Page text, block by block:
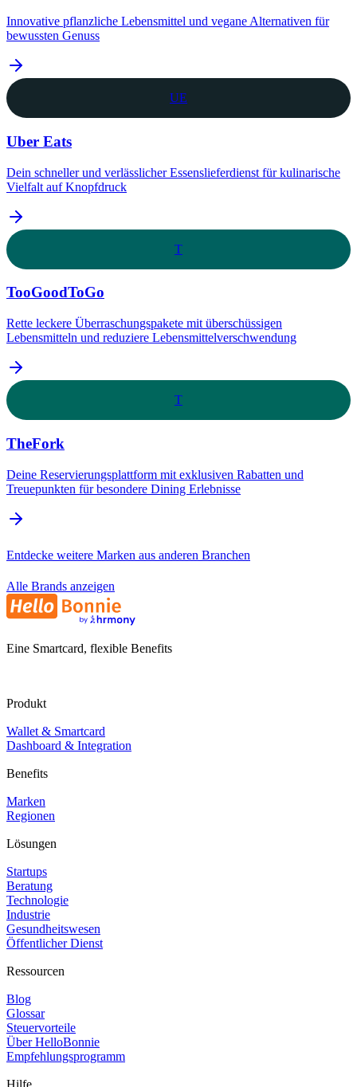
Innovative pflanzliche Lebensmittel und vegane Alternativen für
bewussten Genuss
UE
Uber Eats
Dein schneller und verlässlicher Essenslieferdienst für kulinarische
Vielfalt auf Knopfdruck
T
TooGoodToGo
Rette leckere Überraschungspakete mit überschüssigen
Lebensmitteln und reduziere Lebensmittelverschwendung
T
TheFork
Deine Reservierungsplattform mit exklusiven Rabatten und
Treuepunkten für besondere Dining Erlebnisse
Entdecke weitere Marken aus anderen Branchen
Alle Brands anzeigen
Eine Smartcard, flexible Benefits
Produkt
Wallet & Smartcard
Dashboard & Integration
Benefits
Marken
Regionen
Lösungen
Startups
Beratung
Technologie
Industrie
Gesundheitswesen
Öffentlicher Dienst
Ressourcen
Blog
Glossar
Steuervorteile
Über HelloBonnie
Empfehlungsprogramm